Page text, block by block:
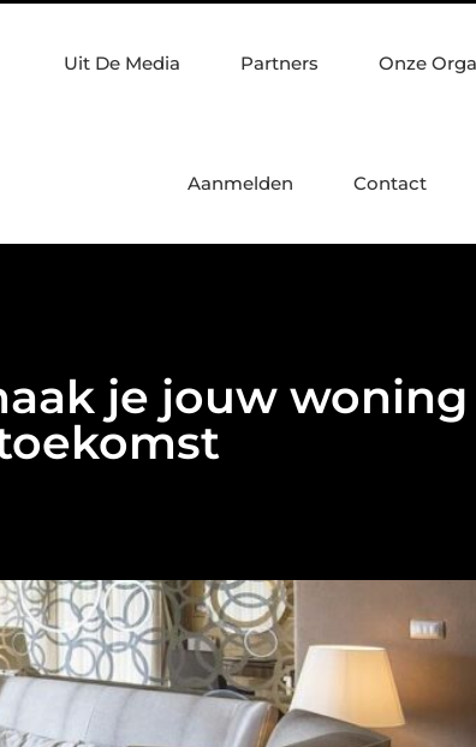
in Nijmegen Waarom een escaperoom
Uit De Media Partners Onze
Aanmelden Contact
je jouw